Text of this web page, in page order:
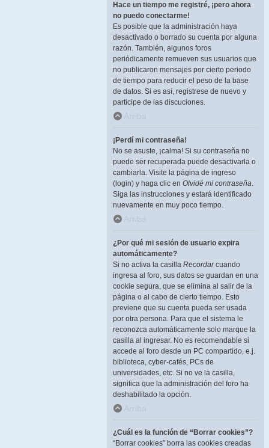
Hace un tiempo me registré, ¡pero ahora
no puedo conectarme!
Es posible que la administración haya
desactivado o borrado su cuenta por alguna
razón. También, algunos foros
periódicamente remueven sus usuarios que
no publicaron mensajes por cierto periodo
de tiempo para reducir el peso de la base
de datos. Si es así, registrese de nuevo y
participe de las discuciones.
Arriba
¡Perdí mi contraseña!
No se asuste, ¡calma! Si su contraseña no
puede ser recuperada puede desactivarla o
cambiarla. Visite la página de ingreso
(login) y haga clic en Olvidé mi contraseña.
Siga las instrucciones y estará identificado
nuevamente en muy poco tiempo.
Arriba
¿Por qué mi sesión de usuario expira
automáticamente?
Si no activa la casilla Recordarcuando
ingresa al foro, sus datos se guardan en una
cookie segura, que se elimina al salir de la
página o al cabo de cierto tiempo. Esto
previene que su cuenta pueda ser usada
por otra persona. Para que el sistema le
reconozca automáticamente solo marque la
casilla al ingresar. No es recomendable si
accede al foro desde un PC compartido, e.j.
biblioteca, cyber-cafés, PCs de
universidades, etc. Si no ve la casilla,
significa que la administración del foro ha
deshabilitado la opción.
Arriba
¿Cuál es la función de “Borrar cookies”?
“Borrar cookies” borra las cookies creadas